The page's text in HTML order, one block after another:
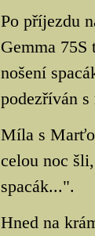
Po příjezdu
Gemma
nošení
podezříván s
Míla s
celou noc
spacák...".
Hned na